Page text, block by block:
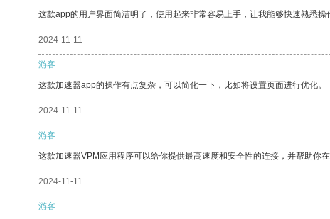
这款app的用户界面简洁明了，使用起来非常容易上手，让我能够快速熟悉操
2024-11-11
游客
这款加速器app的操作有点复杂，可以简化一下，比如将设置页面进行优化。
2024-11-11
游客
这款加速器VPM应用程序可以给你提供最高速度和安全性的连接，并帮助你在
2024-11-11
游客